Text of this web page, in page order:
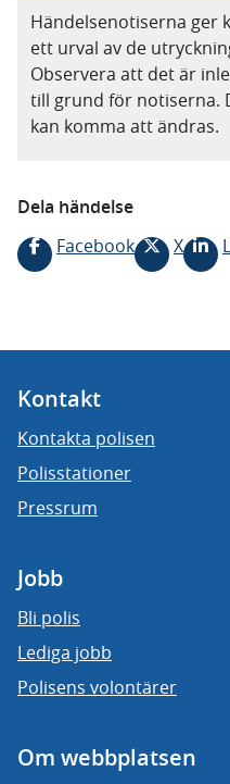
Händelsenotiserna
ett urval av de
Observera att det är
till grund för notiserna.
kan komma att ändras.
Dela händelse
Facebook
X
Kontakt
Kontakta polisen
Polisstationer
Pressrum
Jobb
Bli polis
Lediga jobb
Polisens volontärer
Om webbplatsen